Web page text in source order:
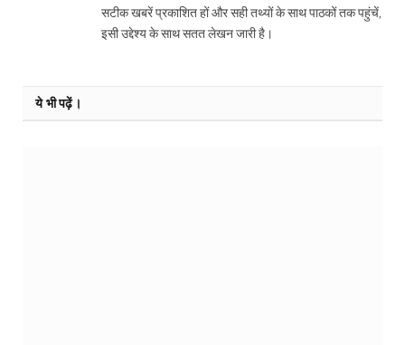
सटीक खबरें प्रकाशित हों और सही तथ्यों के साथ पाठकों तक पहुंचें,
इसी उद्देश्य के साथ सतत लेखन जारी है।
ये भी पढ़ें।